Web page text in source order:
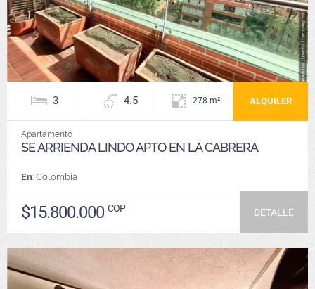
3 4.5 278 m² ALQUILER
Apartamento
SE ARRIENDA LINDO APTO EN LA CABRERA
En: Colombia
$15.800.000 COP DETALLE